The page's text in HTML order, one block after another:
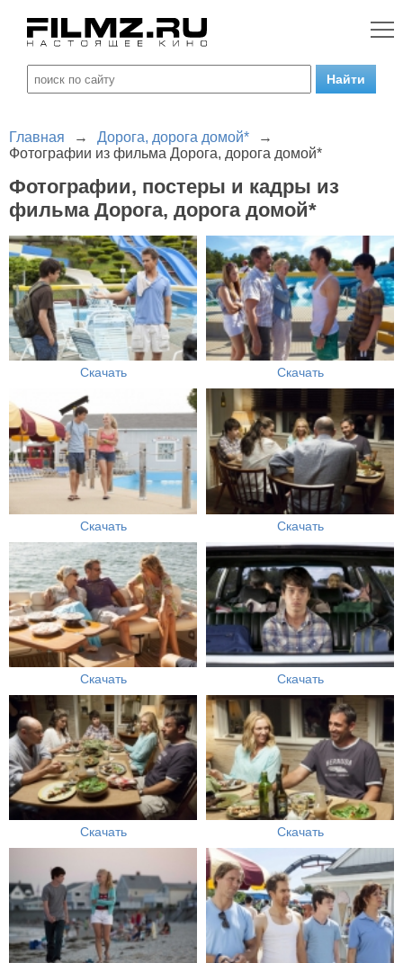
Главная → Дорога, дорога домой*
→
Фотографии из фильма Дорога, дорога домой*
Фотографии, постеры и кадры из
фильма Дорога, дорога домой*
Скачать Скачать
Скачать Скачать
Скачать Скачать
Скачать Скачать